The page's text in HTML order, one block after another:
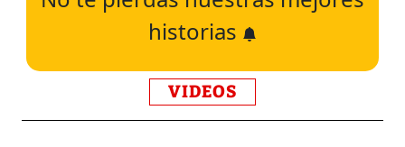
historias
VIDEOS